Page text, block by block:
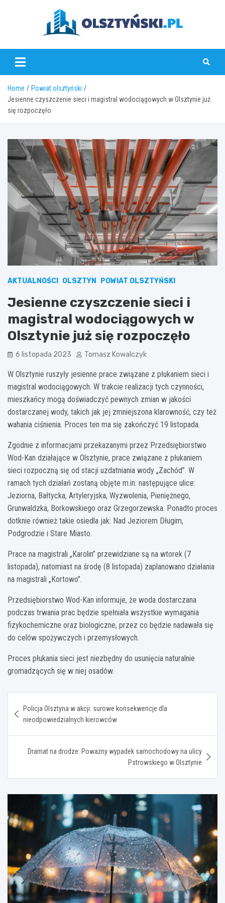
olsztynski.pl
Home
Powiat olsztyński
Jesienne czyszczenie sieci i magistral wodociągowych w Olsztynie już
się rozpoczęło
AKTUALNOŚCI OLSZTYN POWIAT OLSZTYŃSKI
Jesienne czyszczenie sieci i
magistral wodociągowych w
Olsztynie już się rozpoczęło
6 listopada 2023 Tomasz Kowalczyk
W Olsztynie ruszyły jesienne prace związane z płukaniem sieci i
magistral wodociągowych. W trakcie realizacji tych czynności,
mieszkańcy mogą doświadczyć pewnych zmian w jakości
dostarczanej wody, takich jak jej zmniejszona klarowność, czy też
wahania ciśnienia. Proces ten ma się zakończyć 19 listopada.
Zgodnie z informacjami przekazanymi przez Przedsiębiorstwo
Wod-Kan działające w Olsztynie, prace związane z płukaniem
sieci rozpoczną się od stacji uzdatniania wody „Zachód”. W
ramach tych działań zostaną objęte m.in. następujące ulice:
Jeziorna, Bałtycka, Artyleryjska, Wyzwolenia, Pieniężnego,
Grunwaldzka, Borkowskiego oraz Grzegorzewska. Ponadto proces
dotknie również takie osiedla jak: Nad Jeziorem Długim,
Podgrodzie i Stare Miasto.
Prace na magistrali „Karolin” przewidziane są na wtorek (7
listopada), natomiast na środę (8 listopada) zaplanowano działania
na magistrali „Kortowo”.
Przedsiębiorstwo Wod-Kan informuje, że woda dostarczana
podczas trwania prac będzie spełniała wszystkie wymagania
fizykochemiczne oraz biologiczne, przez co będzie nadawała się
do celów spożywczych i przemysłowych.
Proces płukania sieci jest niezbędny do usunięcia naturalnie
gromadzących się w niej osadów.
wpisu
Policja Olsztyna w akcji: surowe konsekwencje dla
nieodpowiedzialnych kierowców
Dramat na drodze: Poważny wypadek samochodowy na ulicy
Pstrowskiego w Olsztynie